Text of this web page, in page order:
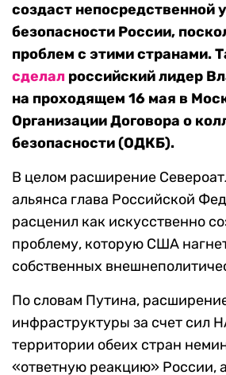
создаст непосредственной
безопасности России,
проблем с этими странами.
сделал российский лидер
на проходящем 16 мая в
Организации Договора о
безопасности (ОДКБ).
В целом расширение
альянса глава Российской
расценил как искусственно
проблему, которую США
собственных
По словам Путина,
инфраструктуры за счет сил
территории обеих стран
«ответную реакцию» России,